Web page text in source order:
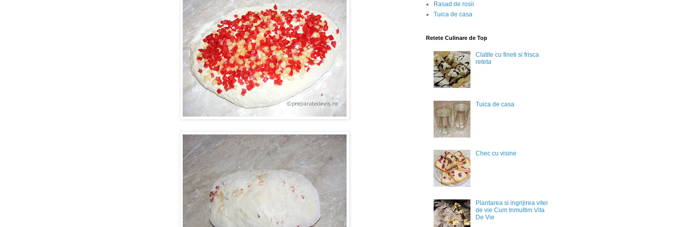
Rasad de rosii
Tuica de casa
Retete Culinare de Top
Clatite cu fineti si frisca
reteta
Tuica de casa
Chec cu visine
Plantarea si ingrijirea vitei
de vie Cum Inmultim Vita
De Vie